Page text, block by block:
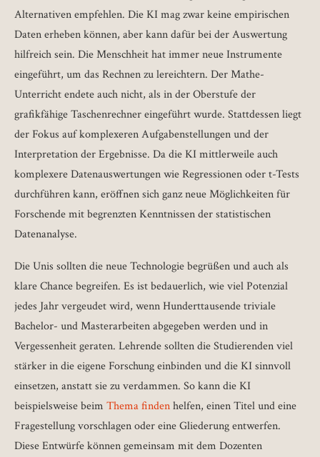
Alternativen empfehlen. Die KI mag zwar keine empirischen
Daten erheben können, aber kann dafür bei der Auswertung
hilfreich sein. Die Menschheit hat immer neue Instrumente
eingeführt, um das Rechnen zu lereichtern. Der Mathe-
Unterricht endete auch nicht, als in der Oberstufe der
grafikfähige Taschenrechner eingeführt wurde. Stattdessen liegt
der Fokus auf komplexeren Aufgabenstellungen und der
Interpretation der Ergebnisse. Da die KI mittlerweile auch
komplexere Datenauswertungen wie Regressionen oder t-Tests
durchführen kann, eröffnen sich ganz neue Möglichkeiten für
Forschende mit begrenzten Kenntnissen der statistischen
Datenanalyse.
Die Unis sollten die neue Technologie begrüßen und auch als
klare Chance begreifen. Es ist bedauerlich, wie viel Potenzial
jedes Jahr vergeudet wird, wenn Hunderttausende triviale
Bachelor- und Masterarbeiten abgegeben werden und in
Vergessenheit geraten. Lehrende sollten die Studierenden viel
stärker in die eigene Forschung einbinden und die KI sinnvoll
einsetzen, anstatt sie zu verdammen. So kann die KI
beispielsweise beim Thema findenhelfen, einen Titel und eine
Fragestellung vorschlagen oder eine Gliederung entwerfen.
Diese Entwürfe können gemeinsam mit dem Dozenten